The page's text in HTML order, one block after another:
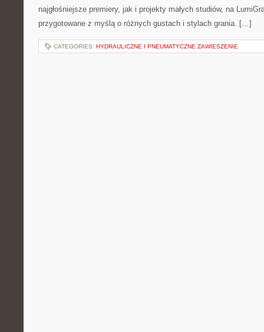
najgłośniejsze premiery, jak i projekty małych studiów, na
przygotowane z myślą o różnych gustach i stylach grania. […]
CATEGORIES: HYDRAULICZNE I PNEUMATYCZNE ZAWIESZENIE